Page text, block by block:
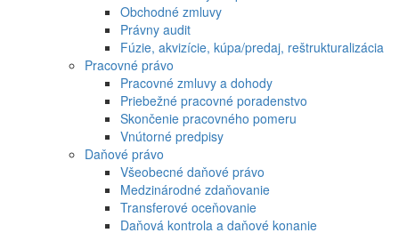
Obchodné zmluvy
Právny audit
Fúzie, akvizície, kúpa/predaj, reštrukturalizácia
Pracovné právo
Pracovné zmluvy a dohody
Priebežné pracovné poradenstvo
Skončenie pracovného pomeru
Vnútorné predpisy
Daňové právo
Všeobecné daňové právo
Medzinárodné zdaňovanie
Transferové oceňovanie
Daňová kontrola a daňové konanie